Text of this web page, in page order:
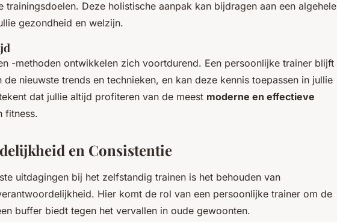
trainingsdoelen. Deze holistische aanpak kan bijdragen aan een algehele
gezondheid en welzijn.
-methoden ontwikkelen zich voortdurend. Een persoonlijke trainer blijft
nieuwste trends en technieken, en kan deze kennis toepassen in jullie
dat jullie altijd profiteren van de meest moderne en effectieve
fitness.
en Consistentie
uitdagingen bij het zelfstandig trainen is het behouden van
Hier komt de rol van een persoonlijke trainer om de
buffer biedt tegen het vervallen in oude gewoonten.